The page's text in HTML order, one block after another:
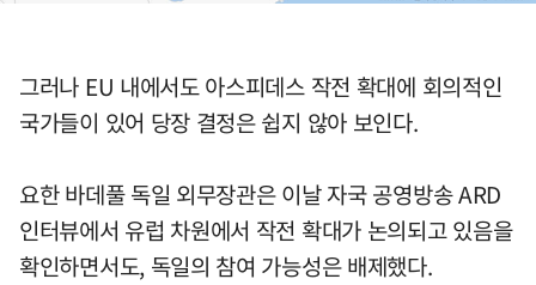
그러나 EU 내에서도 아스피데스 작전 확대에 회의적인
국가들이 있어 당장 결정은 쉽지 않아 보인다.
요한 바데풀 독일 외무장관은 이날 자국 공영방송 ARD
인터뷰에서 유럽 차원에서 작전 확대가 논의되고 있음을
확인하면서도, 독일의 참여 가능성은 배제했다.